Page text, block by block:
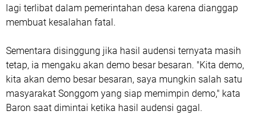
lagi terlibat dalam pemerintahan desa karena dianggap
membuat kesalahan fatal.
Sementara disinggung jika hasil audensi ternyata masih
tetap, ia mengaku akan demo besar besaran. "Kita demo,
kita akan demo besar besaran, saya mungkin salah satu
masyarakat Songgom yang siap memimpin demo," kata
Baron saat dimintai ketika hasil audensi gagal.